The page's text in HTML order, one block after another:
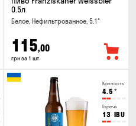
0.5л
Белое, Нефильтрованное, 5.1°
115,00
грн за 1 шт
Крепость
4.5 °
Горечь
13 IBU